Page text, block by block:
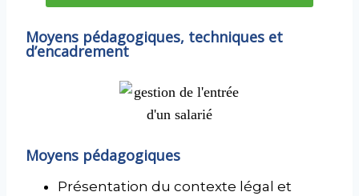
Moyens pédagogiques, techniques et
d’encadrement
Moyens pédagogiques
Présentation du contexte légal et